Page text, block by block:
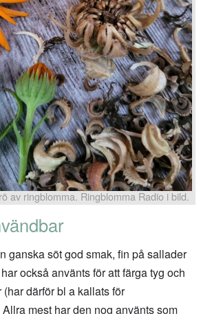
av ringblomma. Ringblomma Radio i bild.
ganska söt god smak, fin på sallader
också använts för att färga tyg och
därför bl a kallats för
mest har den nog använts som